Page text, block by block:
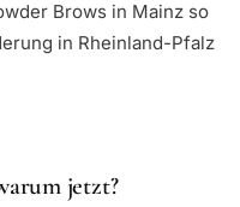
Brows in Mainz so
in Rheinland-Pfalz
jetzt?